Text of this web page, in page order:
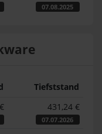
07.08.2025
Tiefststand
431,24 €
07.07.2026